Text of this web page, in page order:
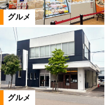
グルメ
グルメ